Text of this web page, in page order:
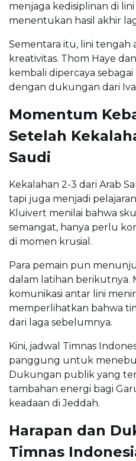
menjaga kedisiplinan di
menentukan hasil akhir
Sementara itu, lini tengah
kreativitas. Thom Haye
kembali dipercaya
dengan dukungan dari
Momentum
Setelah
Saudi
Kekalahan 2-3 dari Arab
tapi juga menjadi
Kluivert menilai bahwa
semangat, hanya perlu
di momen krusial.
Para pemain pun
dalam latihan berikutnya.
komunikasi antar lini
memperlihatkan bahwa
dari laga sebelumnya.
Kini, jadwal Timnas
panggung untuk
Dukungan publik yang
tambahan energi bagi
keadaan di Jeddah.
Harapan dan
Timnas